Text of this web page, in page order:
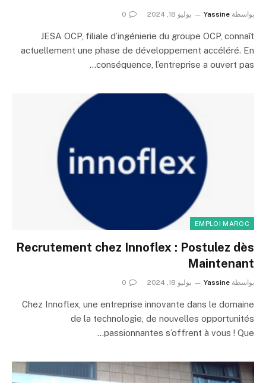
بواسطة Yassine يوليو 18, 2024 0
JESA OCP, filiale d’ingénierie du groupe OCP, connaît
actuellement une phase de développement accéléré. En
conséquence, l’entreprise a ouvert pas…
EMPLOI MAROC
Recrutement chez Innoflex : Postulez dès
Maintenant
بواسطة Yassine يوليو 18, 2024 0
Chez Innoflex, une entreprise innovante dans le domaine
de la technologie, de nouvelles opportunités
passionnantes s’offrent à vous ! Que…